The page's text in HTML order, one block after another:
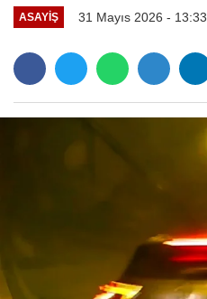
ASAYIŞ 31 Mayıs 2026 - 13:33